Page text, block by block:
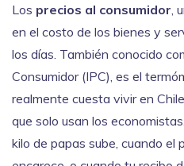
Los precios al consumidor,
en el costo de los bienes y
los días. También conocido
Consumidor (IPC), es el
realmente cuesta vivir en
que solo usan los
kilo de papas sube, cuando el